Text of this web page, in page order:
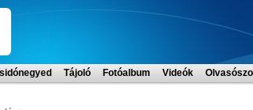
Tájoló Fotóalbum Videók